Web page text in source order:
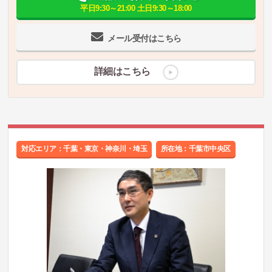
メール受付はこちら
平日9:30～21:00 土日9:30～18:00
詳細はこちら
対応エリア：千葉・東京・神奈川・埼玉 所在地：千葉市中央区